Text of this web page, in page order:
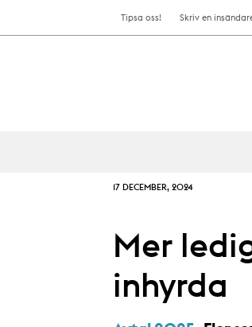
Tipsa oss! Skriv en
17 DECEMBER, 2024
Mer
inhyrda